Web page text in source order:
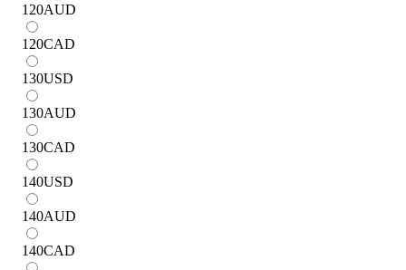
120AUD
120CAD
130USD
130AUD
130CAD
140USD
140AUD
140CAD